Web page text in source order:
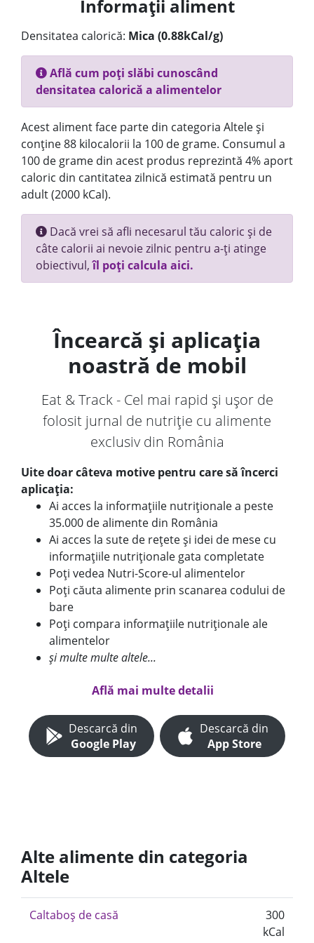
Informații aliment
Densitatea calorică: Mica (0.88kCal/g)
Află cum poți slăbi cunoscând
densitatea calorică a alimentelor
Acest aliment face parte din categoria Altele și
conține 88 kilocalorii la 100 de grame. Consumul a
100 de grame din acest produs reprezintă 4% aport
caloric din cantitatea zilnică estimată pentru un
adult (2000 kCal).
Dacă vrei să afli necesarul tău caloric și de
câte calorii ai nevoie zilnic pentru a-ți atinge
obiectivul,îl poți calcula aici.
Încearcă și aplicația
noastră de mobil
Eat & Track - Cel mai rapid și ușor de
folosit jurnal de nutriție cu alimente
exclusiv din România
Uite doar câteva motive pentru care să încerci
aplicația:
Ai acces la informațiile nutriționale a peste
35.000 de alimente din România
Ai acces la sute de rețete și idei de mese cu
informațiile nutriționale gata completate
Poți vedea Nutri-Score-ul alimentelor
Poți căuta alimente prin scanarea codului de
bare
Poți compara informațiile nutriționale ale
alimentelor
și multe multe altele...
Află mai multe detalii
Descarcă din
Google Play
Descarcă din
App Store
Alte alimente din categoria
Altele
Caltaboș de casă
300
kCal